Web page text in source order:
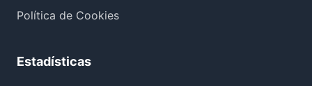
Política de Cookies
Estadísticas